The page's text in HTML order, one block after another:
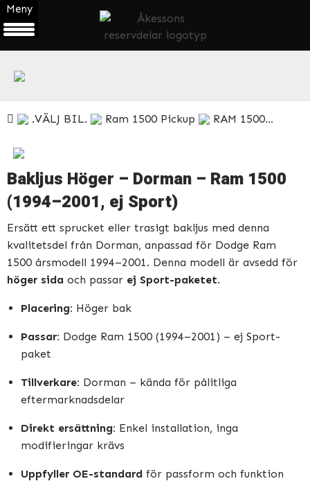
.VÄLJ BIL. Ram 1500 Pickup RAM 1500 1997-2008
Bakljus Höger – Dorman – Ram 1500
(1994–2001, ej Sport)
Ersätt ett sprucket eller trasigt bakljus med denna
kvalitetsdel från Dorman, anpassad för Dodge Ram
1500 årsmodell 1994–2001. Denna modell är avsedd för
höger sida och passar ej Sport-paketet.
Placering: Höger bak
Passar: Dodge Ram 1500 (1994–2001) – ej Sport-
paket
Tillverkare: Dorman – kända för pålitliga
eftermarknadsdelar
Direkt ersättning: Enkel installation, inga
modifieringar krävs
Uppfyller OE-standard för passform och funktion
Meny